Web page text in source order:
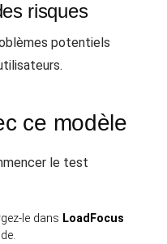
risques
potentiels
ce modèle
le test
le dans LoadFocus